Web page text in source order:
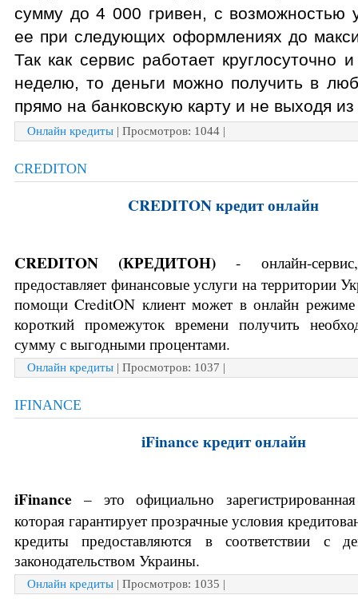
сумму до 4 000 гривен, с возможностью
ее при следующих оформлениях до
Так как сервис работает круглосуточно
неделю, то деньги можно получить в
прямо на банковскую карту и не выходя
Онлайн кредиты | Просмотров: 1044 |
CREDITON
CREDITON кредит онлайн
CREDITON (КРЕДИТОН) - онлайн-
предоставляет финансовые услуги на территории
помощи CreditON клиент может в онлайн
короткий промежуток времени получить
сумму с выгодными процентами.
Онлайн кредиты | Просмотров: 1037 |
IFINANCE
iFinance кредит онлайн
iFinance – это официально
которая гарантирует прозрачные условия
кредиты предоставляются в соответствии с
законодательством Украины.
Онлайн кредиты | Просмотров: 1035 |